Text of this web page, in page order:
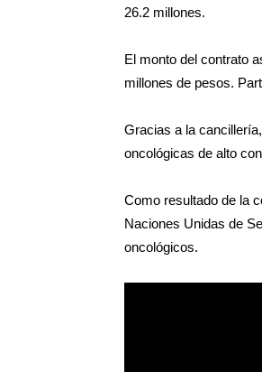
26.2 millones.
El monto del contrato
millones de pesos.
Gracias a la
oncológicas de alto
Como resultado de la
Naciones Unidas de
oncológicos.